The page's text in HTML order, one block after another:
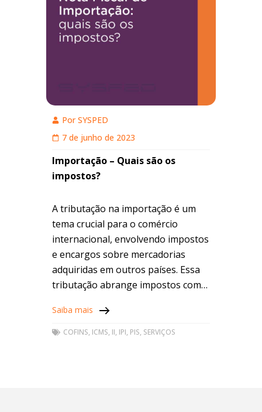
PorSYSPED
7 de junho de 2023
Importação – Quais são os
impostos?
A tributação na importação é um
tema crucial para o comércio
internacional, envolvendo impostos
e encargos sobre mercadorias
adquiridas em outros países. Essa
tributação abrange impostos como
Importação (II), Imposto sobre
Produtos Industrializados (IPI),
Saiba mais
COFINS, ICMS, II, IPI, PIS, SERVIÇOS